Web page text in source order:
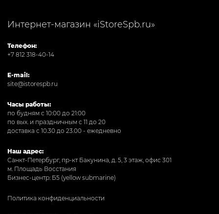
Интернет-магазин «iStoreSpb.ru»
Телефон:
+7 812 318-40-14
E-mail:
site@istorespb.ru
Часы работы:
по будням с 10:00 до 21:00
по вых. и праздничным с 11 до 20
доставка с 10.30 до 23.00 - ежедневно
Наш адрес:
Санкт-Петербург, пр-кт Бакунина, д. 5, 3 этаж, офис 301
м. Площадь Восстания
Бизнес-центр: Б5 (yellow submarine)
Политика конфиденциальности